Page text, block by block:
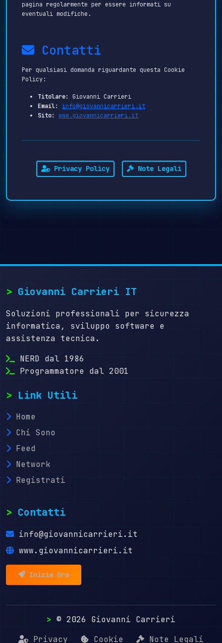
pagina regolarmente per essere informati su
eventuali modifiche.
Contatti
Per qualsiasi domanda riguardante questa Cookie
Policy:
Titolare:
Giovanni Carrieri
Email:
info@giovannicarrieri.it
Sito:
www.giovannicarrieri.it
Privacy Policy Note Legali
> Giovanni Carrieri IT
Soluzioni professionali per sicurezza
informatica, sviluppo software e
assistenza tecnica.
NERD dal 1986
Programmatore dal 2001
> Link Utili
Home
Chi Sono
Feed
Network
Registrati
> Contatti
info@giovannicarrieri.it
www.giovannicarrieri.it
Inizia Ora
> © 2026 Giovanni Carrieri
Privacy
Cookie Note Legali